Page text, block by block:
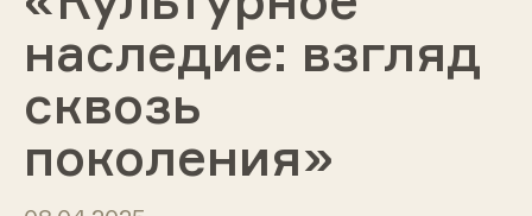
наследие: взгляд
сквозь
поколения»